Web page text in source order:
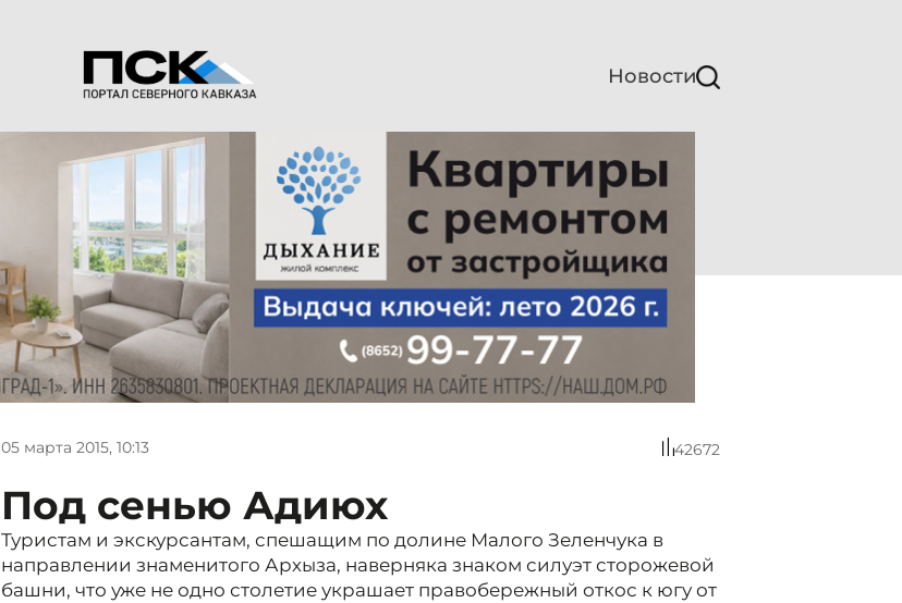
Новости
05 марта 2015, 10:13 42672
Под сенью Адиюх
Туристам и экскурсантам, спешащим по долине Малого Зеленчука в
направлении знаменитого Архыза, наверняка знаком силуэт сторожевой
башни, что уже не одно столетие украшает правобережный откос к югу от